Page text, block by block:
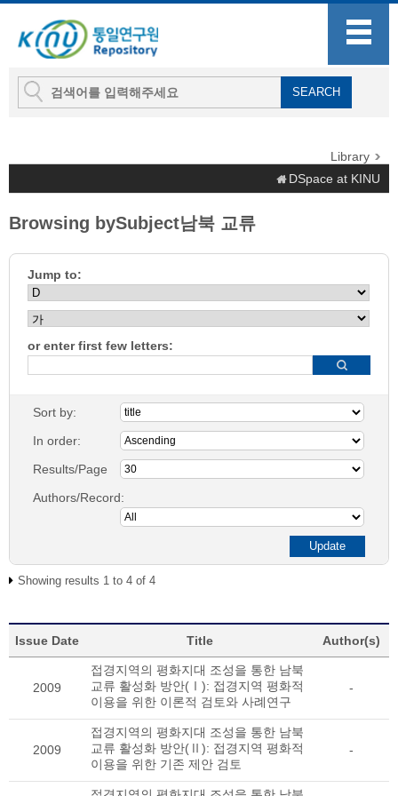
Library
DSpace at KINU
Browsing bySubject남북 교류
Jump to:
or enter first few letters:
Sort by:
In order:
Results/Page
Authors/Record:
Showing results 1 to 4 of 4
Issue Date Title Author(s)
2009
접경지역의 평화지대 조성을 통한 남북
교류 활성화 방안(Ⅰ): 접경지역 평화적
이용을 위한 이론적 검토와 사례연구
-
2009
접경지역의 평화지대 조성을 통한 남북
교류 활성화 방안(Ⅱ): 접경지역 평화적
이용을 위한 기존 제안 검토
-